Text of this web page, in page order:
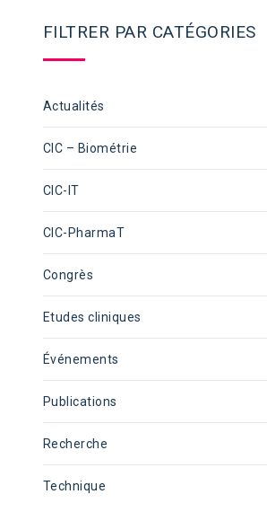
FILTRER PAR CATÉGORIES
Actualités
CIC – Biométrie
CIC-IT
CIC-PharmaT
Congrès
Etudes cliniques
Événements
Publications
Recherche
Technique